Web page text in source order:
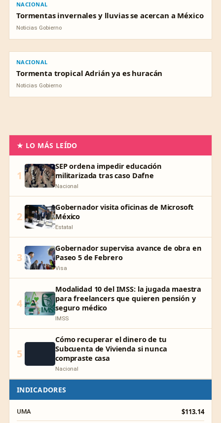
NACIONAL
Tormentas invernales y lluvias se acercan a México
Noticias Gobierno
NACIONAL
Tormenta tropical Adrián ya es huracán
Noticias Gobierno
★ LO MÁS LEÍDO
1
SEP ordena impedir educación
militarizada tras caso Dafne
Nacional
2
Gobernador visita oficinas de Microsoft
México
Estatal
3
Gobernador supervisa avance de obra en
Paseo 5 de Febrero
Visa
4
Modalidad 10 del IMSS: la jugada maestra
para freelancers que quieren pensión y
seguro médico
IMSS
5
Cómo recuperar el dinero de tu
Subcuenta de Vivienda si nunca
compraste casa
Nacional
INDICADORES
UMA $113.14